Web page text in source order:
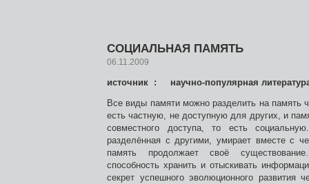
СОЦИАЛЬНАЯ ПАМЯТЬ
06.11.2009
источник : научно-популярная
Все виды памяти можно разделить на память
есть частную, не доступную для других, и
совместного доступа, то есть
разделённая с другими, умирает вместе с
память продолжает своё
способность хранить и отыскивать
секрет успешного эволюционного развития